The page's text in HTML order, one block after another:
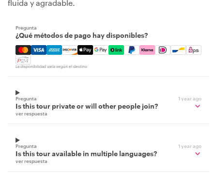
fluida y agradable.
Pregunta
¿Qué métodos de pago hay disponibles?
Mastercard, Visa, Amex, Discover, Apple Pay, Google
La disponibilidad varía según el destino
Pregunta 1 year ago
Is this tour private or will other people join?
ver respuesta
Pregunta 1 year ago
Is this tour available in multiple languages?
ver respuesta